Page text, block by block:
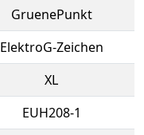
GruenePunkt
ElektroG-Zeichen
XL
EUH208-1